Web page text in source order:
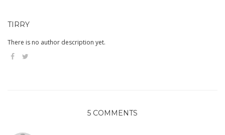
TIRRY
There is no author description yet.
5 COMMENTS